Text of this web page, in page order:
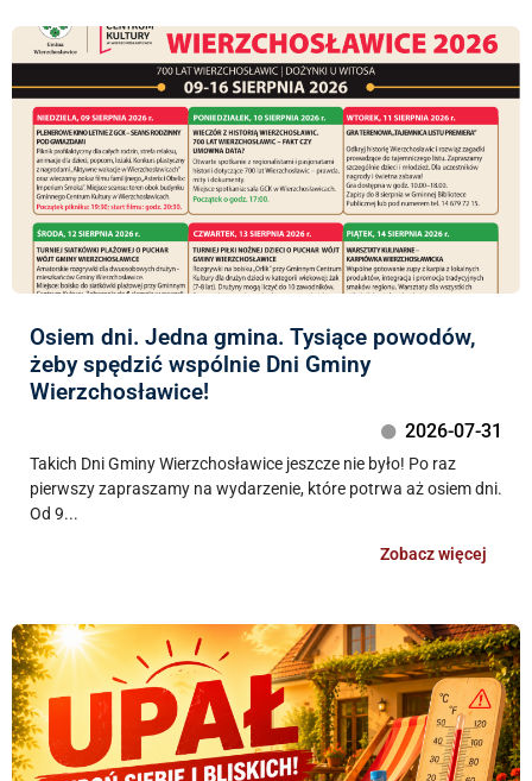
Osiem dni. Jedna gmina. Tysiące powodów,
żeby spędzić wspólnie Dni Gminy
Wierzchosławice!
2026-07-31
Takich Dni Gminy Wierzchosławice jeszcze nie było! Po raz
pierwszy zapraszamy na wydarzenie, które potrwa aż osiem dni.
Od 9...
Zobacz więcej